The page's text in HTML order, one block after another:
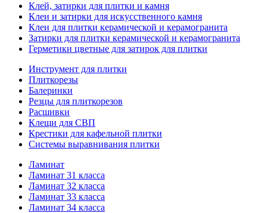
Клей, затирки для плитки и камня
Клеи и затирки для искусственного камня
Клеи для плитки керамической и керамогранита
Затирки для плитки керамической и керамогранита
Герметики цветные для затирок для плитки
Инструмент для плитки
Плиткорезы
Балеринки
Резцы для плиткорезов
Расшивки
Клещи для СВП
Крестики для кафельной плитки
Системы выравнивания плитки
Ламинат
Ламинат 31 класса
Ламинат 32 класса
Ламинат 33 класса
Ламинат 34 класса